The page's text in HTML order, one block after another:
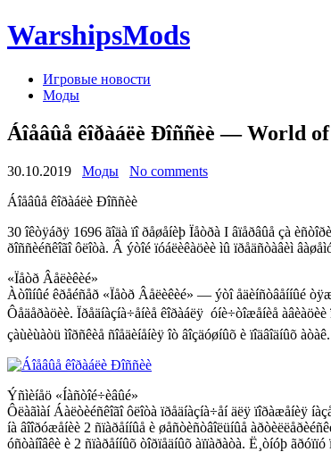
WarshipsMods
Игровые новости
Моды
Áîåâûå êîðàáëè Ðîññèè — World
30.10.2019 Моды
No comments
Áîåâûå êîðàáëè Ðîññèè
30 îêòÿáðÿ 1696 ãîäà ïî ðåøåíèþ Ïåòðà I âïåðâûå çà
ðîññèéñêîãî ôëîòà. Â ýòîé ïóáëèêàöèè ìû ïðåäñòàâèì
«Ïåòð Âåëèêèé»
Àòîìíûé êðåéñåð «Ïåòð Âåëèêèé» — ýòî åäèíñòâåííûé
Ôåäåðàöèè. Ïðåäíàçíà÷åíèå êîðàáëÿ  óíè÷òîæåíèå
çàùèùàòü ìîðñêèå ñîåäèíåíèÿ îò âîçäóøíûõ è ïîäâîäíûõ
Ýñìèíåö «Íàñòîé÷èâûé»
Ôëàãìàí Áàëòèéñêîãî ôëîòà ïðåäíàçíà÷åí äëÿ ïîðàæåíèÿ
íà âîîðóæåíèè 2 ñïàðåííûå è øåñòèñòâîëüíûå
óñòàíîâêè è 2 ñïàðåííûõ òîðïåäíûõ àïïàðàòà. Ë¸òíóþ ãðóïïó